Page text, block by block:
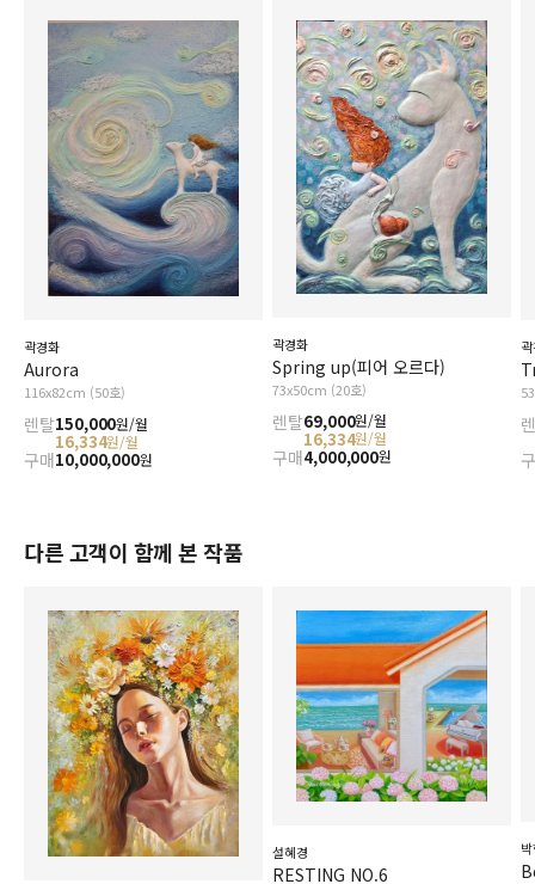
곽경화
Aurora
116x82cm (50호)
렌탈150,000원/월
16,334원/월
구매10,000,000원
곽경화
Spring up(피어 오르다)
73x50cm (20호)
렌탈69,000원/월
16,334원/월
구매4,000,000원
다른 고객이 함께 본 작품
설혜경
RESTING NO.6